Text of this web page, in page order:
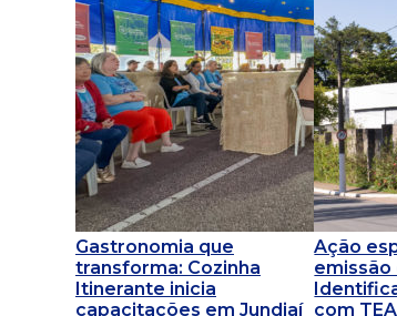
Gastronomia que
transforma: Cozinha
Itinerante inicia
capacitações em Jundiaí
Ação
emissão
com